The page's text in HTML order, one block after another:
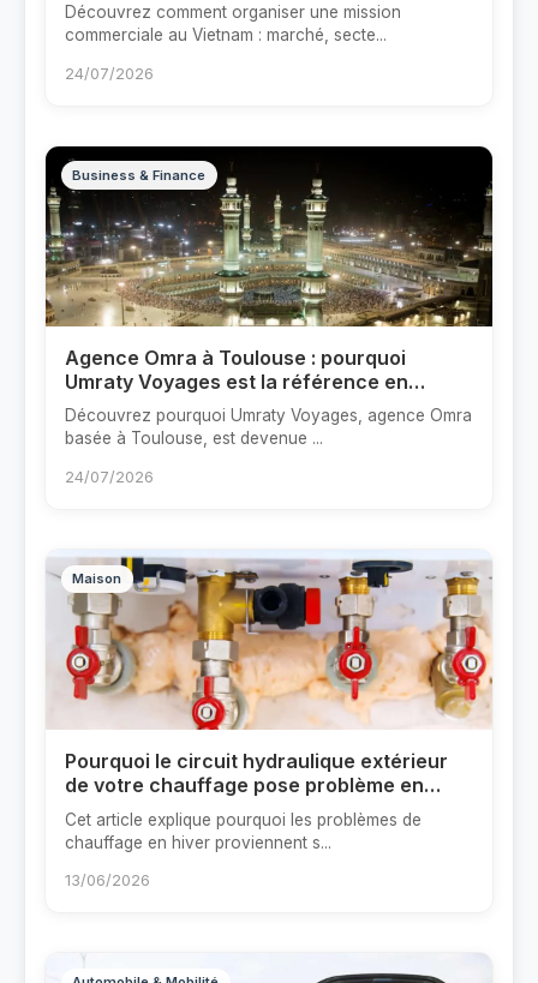
Découvrez comment organiser une mission
commerciale au Vietnam : marché, secte...
24/07/2026
Business & Finance
Agence Omra à Toulouse : pourquoi
Umraty Voyages est la référence en
France
Découvrez pourquoi Umraty Voyages, agence Omra
basée à Toulouse, est devenue ...
24/07/2026
Maison
Pourquoi le circuit hydraulique extérieur
de votre chauffage pose problème en
hiver ?
Cet article explique pourquoi les problèmes de
chauffage en hiver proviennent s...
13/06/2026